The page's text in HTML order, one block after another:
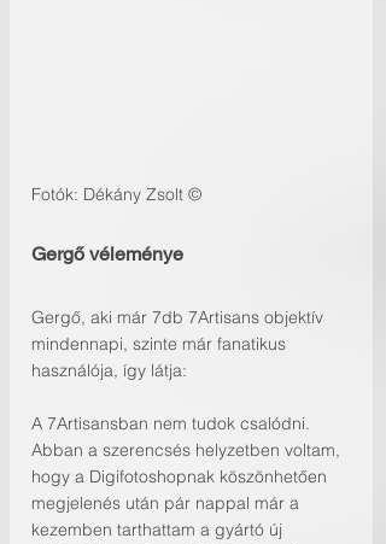
Fotók: Dékány Zsolt ©
Gergő véleménye
Gergő, aki már 7db 7Artisans objektív
mindennapi, szinte már fanatikus
használója, így látja:
A 7Artisansban nem tudok csalódni.
Abban a szerencsés helyzetben voltam,
hogy a Digifotoshopnak köszönhetően
megjelenés után pár nappal már a
kezemben tarthattam a gyártó új